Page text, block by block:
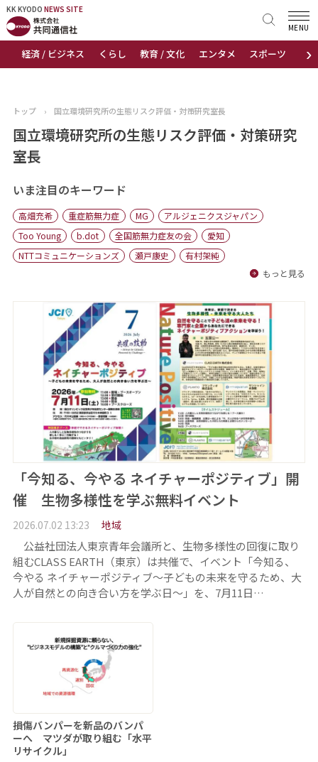
KK KYODO NEWS SITE
›
経済 / ビジネス くらし 教育 / 文化 エンタメ スポーツ 地域
MENU
KK KYODONEWS SITE
トップページ
ニュース
おすすめコンテンツ
会社概要
トップ › 国立環境研究所の生態リスク評価・対策研究室長
国立環境研究所の生態リスク評価・対策研究
室長
いま注目のキーワード
高畑充希 重症筋無力症 MG
アルジェニクスジャパン
Too Young
b.dot 全国筋無力症友の会
愛知
NTTコミュニケーションズ
瀬戸康史
有村架純
もっと見る
「今知る、今やる ネイチャーポジティブ」開
催 生物多様性を学ぶ無料イベント
2026.07.02 13:23 地域
公益社団法人東京青年会議所と、生物多様性の回復に取り
組むCLASS EARTH（東京）は共催で、イベント「今知る、
今やる ネイチャーポジティブ～子どもの未来を守るため、大
人が自然との向き合い方を学ぶ日～」を、7月11日…
損傷バンパーを新品のバンパ
ーへ マツダが取り組む「水平
リサイクル」